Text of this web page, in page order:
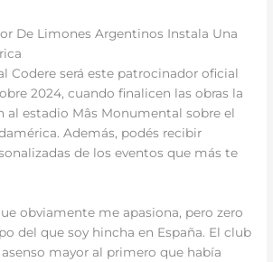
De Limones Argentinos Instala Una
Codere será este patrocinador oficial
2024, cuando finalicen las obras la
al estadio Mâs Monumental sobre el
Además, podés recibir
de los eventos que más te
obviamente me apasiona, pero zero
del que soy hincha en España. El club
mayor al primero que había